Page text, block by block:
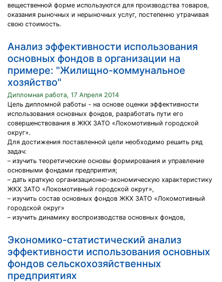
вещественной форме используются для производства товаров,
оказания рыночных и нерыночных услуг, постепенно утрачивая
свою стоимость.
Анализ эффективности использования
основных фондов в организации на
примере: "Жилищно-коммунальное
хозяйство"
Дипломная работа, 17 Апреля 2014
Цель дипломной работы - на основе оценки эффективности
использования основных фондов, разработать пути его
совершенствования в ЖКХ ЗАТО «Локомотивный городской
округ».
Для достижения поставленной цели необходимо решить ряд
задач:
– изучить теоретические основы формирования и управление
основными фондами предприятия;
– дать краткую организационно-экономическую характеристику
ЖКХ ЗАТО «Локомотивный городской округ»,
– изучить состав основных фондов ЖКХ ЗАТО «Локомотивный
городской округ»
– изучить динамику воспроизводства основных фондов,
Экономико-статистический анализ
эффективности использования основных
фондов сельскохозяйственных
предприятиях